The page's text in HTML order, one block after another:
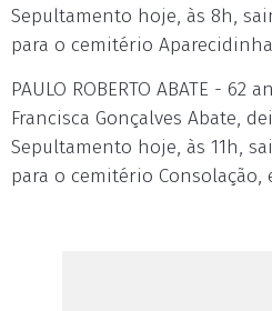
Sepultamento hoje, às 8h,
para o cemitério
PAULO ROBERTO ABATE - 62
Francisca Gonçalves Abate,
Sepultamento hoje, às 11h,
para o cemitério Consolação,